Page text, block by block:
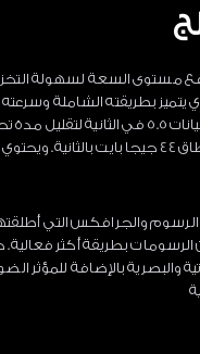
مستوى السعة لسهولة
يتميز بطريقته الشاملة
التخزين الداخلي (اس اس دي) بسعة 825 قيقا
دي دي ار 6/ 256 بيت) 16 جيجا بايت، بينما تبلغ سعة
والجرافكس التي
على أكثر من 10 تيرافلوب لتحسين الرسومات